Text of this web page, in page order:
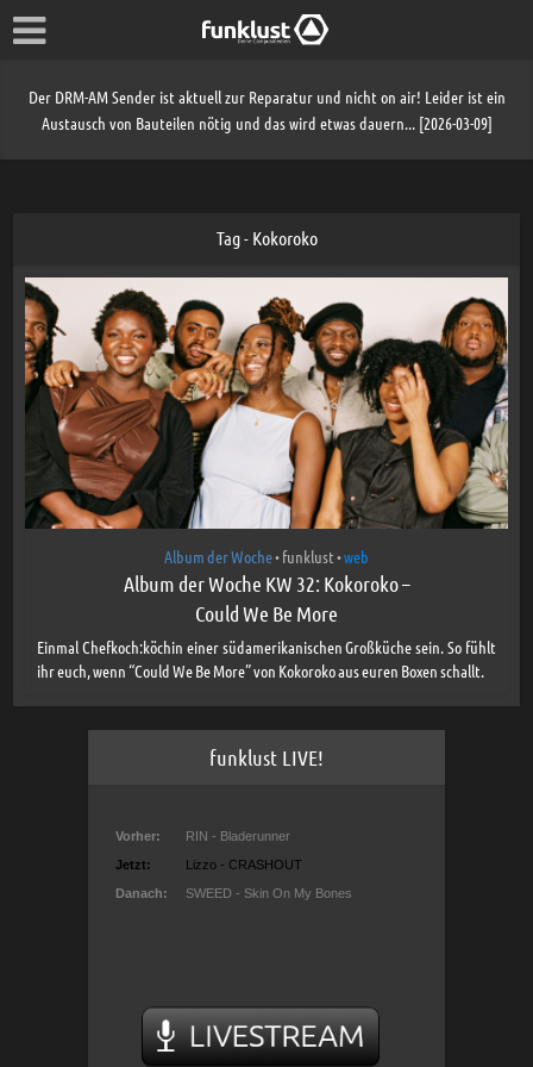
Der DRM-AM Sender ist aktuell zur Reparatur und nicht on air! Leider ist ein
Austausch von Bauteilen nötig und das wird etwas dauern... [2026-03-09]
Tag - Kokoroko
Album der Woche•funklust•web
Album der Woche KW 32: Kokoroko –
Could We Be More
Einmal Chefkoch:köchin einer südamerikanischen Großküche sein. So fühlt
ihr euch, wenn “Could We Be More” von Kokoroko aus euren Boxen schallt.
funklust LIVE!